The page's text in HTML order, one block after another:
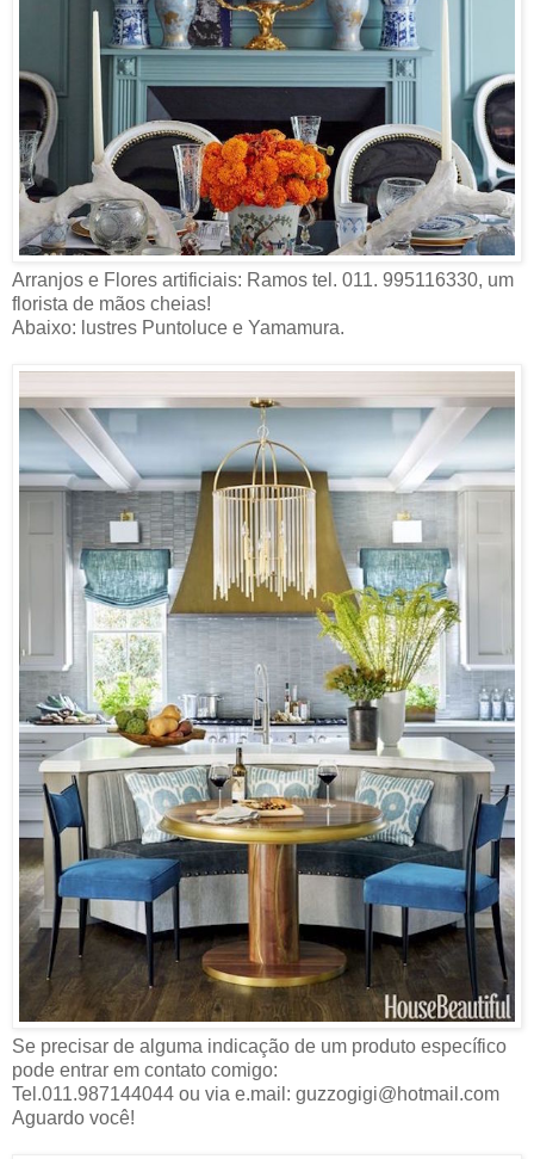
Arranjos e Flores artificiais: Ramos tel. 011. 995116330, um
florista de mãos cheias!
Abaixo: lustres Puntoluce e Yamamura.
Se precisar de alguma indicação de um produto específico
pode entrar em contato comigo:
Tel.011.987144044 ou via e.mail: guzzogigi@hotmail.com
Aguardo você!